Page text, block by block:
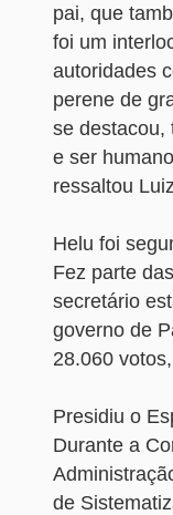
pai, que
foi um
autoridades
perene de
se destacou,
e ser
ressaltou
Helu foi
Fez parte
secretário
governo de
28.060
Presidiu o
Durante a
de